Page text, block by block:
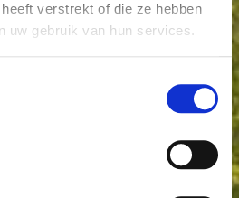
verstrekt of die ze hebben
uw gebruik van hun services.